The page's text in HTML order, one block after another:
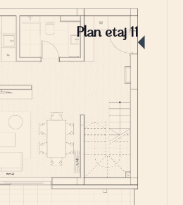
Plan etaj 11